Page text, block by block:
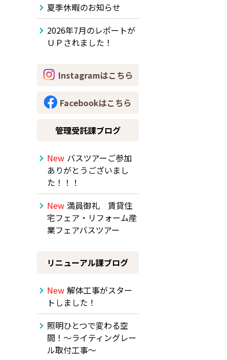
夏季休暇のお知らせ
2026年7月のレポートが
ＵＰされました！
Instagramはこちら
Facebookはこちら
管理受託課ブログ
New バスツアーご参加
ありがとうございまし
た！！！
New 満員御礼 賃貸住
宅フェア・リフォーム産
業フェアバスツアー
リニューアル課ブログ
New 解体工事がスター
トしました！
照明ひとつで変わる空
間！～ライティングレー
ル取付工事～